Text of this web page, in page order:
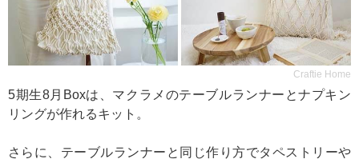
Craftie Home
5期生8月Boxは、マクラメのテーブルランナーとナプキン
リングが作れるキット。
さらに、テーブルランナーと同じ作り方でタペストリーや